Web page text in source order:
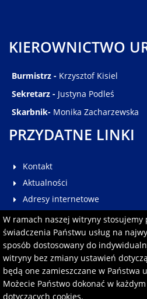
W ramach naszej witryny stosujemy
świadczenia Państwu usług na
sposób dostosowany do
witryny bez zmiany ustawień
będą one zamieszczane w Państwa
Możecie Państwo dokonać w
dotyczących cookies.
KIEROWNICTWO
Burmistrz - Krzysztof Kisiel
Sekretarz - Justyna Podleś
Skarbnik- Monika Zacharzewska
PRZYDATNE LINKI
Kontakt
Aktualności
Adresy internetowe
Galeria
Multimedia
Pomoc
Redakcja serwisu
Formularz kontaktowy